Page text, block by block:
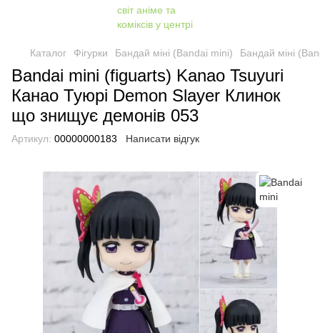
Каталог Фігурки Бандай міні (Bandai mini) Бандай міні
Bandai mini (figuarts) Kanao Tsuyuri
Канао Туюрі Demon Slayer Клинок
що знищує демонів 053
Артикул: 00000000183 Написати відгук